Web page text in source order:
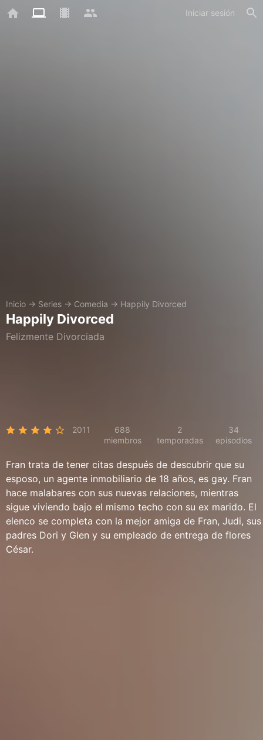
Iniciar sesión
Inicio → Series → Comedia → Happily Divorced
Happily Divorced
Felizmente Divorciada
2011
688
miembros
2
temporadas
34
episodios
Fran trata de tener citas después de descubrir que su
esposo, un agente inmobiliario de 18 años, es gay. Fran
hace malabares con sus nuevas relaciones, mientras
sigue viviendo bajo el mismo techo con su ex marido. El
elenco se completa con la mejor amiga de Fran, Judi, sus
padres Dori y Glen y su empleado de entrega de flores
César.